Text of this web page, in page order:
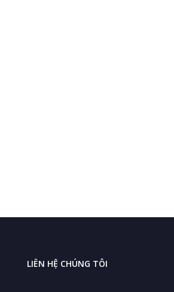
LIÊN HỆ CHÚNG TÔI